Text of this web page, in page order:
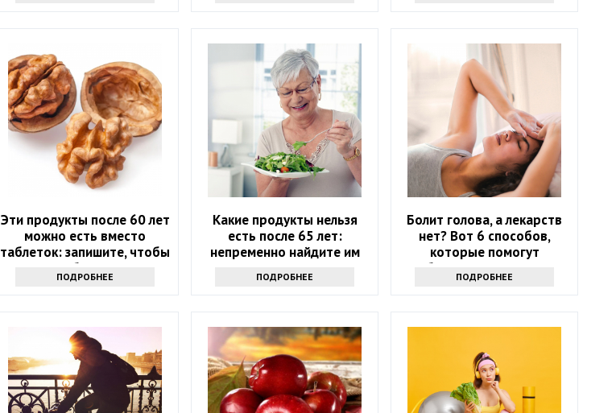
Эти продукты после 60 лет
можно есть вместо
таблеток: запишите, чтобы
не болеть
ПОДРОБНЕЕ
Какие продукты нельзя
есть после 65 лет:
непременно найдите им
ПОДРОБНЕЕ
Болит голова, а лекарств
нет? Вот 6 способов,
которые помогут
избавиться от напасти
ПОДРОБНЕЕ